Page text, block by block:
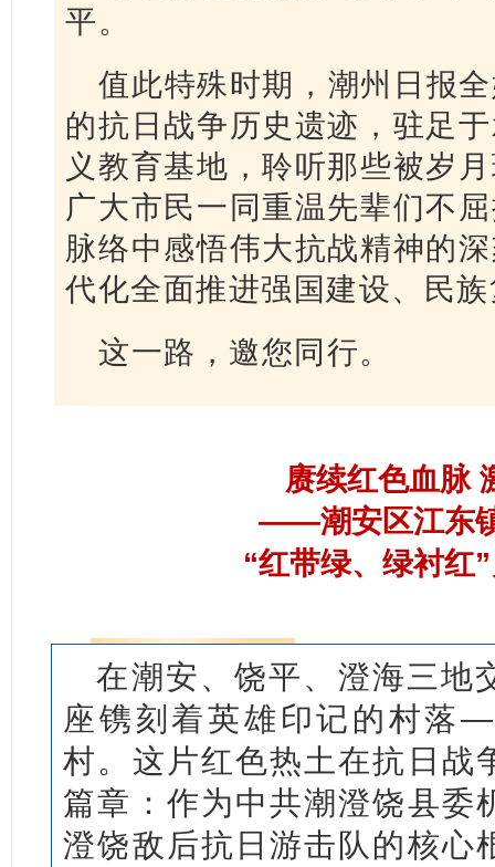
平。
值此特殊时期，潮州日报
的抗日战争历史遗迹，驻足
义教育基地，聆听那些被岁
广大市民一同重温先辈们不
脉络中感悟伟大抗战精神的
代化全面推进强国建设、民
这一路，邀您同行。
赓续红色血脉
——潮安区江东
“红带绿、绿衬红
在潮安、饶平、澄海三地
座镌刻着英雄印记的村落
村。这片红色热土在抗日战
篇章：作为中共潮澄饶县委
澄饶敌后抗日游击队的核心